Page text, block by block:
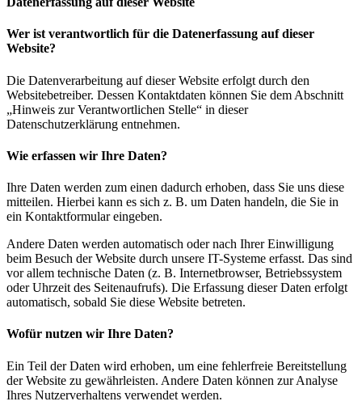
Wer ist verantwortlich für die Datenerfassung auf dieser
Website?
Die Datenverarbeitung auf dieser Website erfolgt durch den
Websitebetreiber. Dessen Kontaktdaten können Sie dem Abschnitt
„Hinweis zur Verantwortlichen Stelle“ in dieser
Datenschutzerklärung entnehmen.
Wie erfassen wir Ihre Daten?
Ihre Daten werden zum einen dadurch erhoben, dass Sie uns diese
mitteilen. Hierbei kann es sich z. B. um Daten handeln, die Sie in
ein Kontaktformular eingeben.
Andere Daten werden automatisch oder nach Ihrer Einwilligung
beim Besuch der Website durch unsere IT-Systeme erfasst. Das sind
vor allem technische Daten (z. B. Internetbrowser, Betriebssystem
oder Uhrzeit des Seitenaufrufs). Die Erfassung dieser Daten erfolgt
automatisch, sobald Sie diese Website betreten.
Wofür nutzen wir Ihre Daten?
Ein Teil der Daten wird erhoben, um eine fehlerfreie Bereitstellung
der Website zu gewährleisten. Andere Daten können zur Analyse
Ihres Nutzerverhaltens verwendet werden.